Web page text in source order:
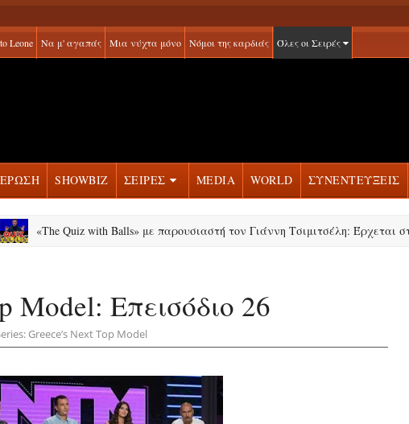
Leone Να μ' αγαπάς Μια νύχτα μόνο Νόμοι της καρδιάς Όλες οι Σειρές
SHOWBIZ ΣΕΙΡΕΣ MEDIA WORLD ΣΥΝΕΝΤΕΥΞΕΙΣ
«The Quiz with Balls» με παρουσιαστή τον Γιάννη Τσιμιτσέλη: Έρχεται στο
Model: Επεισόδιο 26
Greece’s Next Top Model